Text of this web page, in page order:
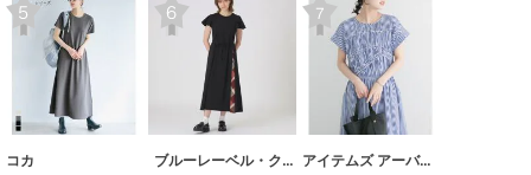
コカ ブルーレーベル・クレストブリッジ アイテムズ アーバンリサーチ